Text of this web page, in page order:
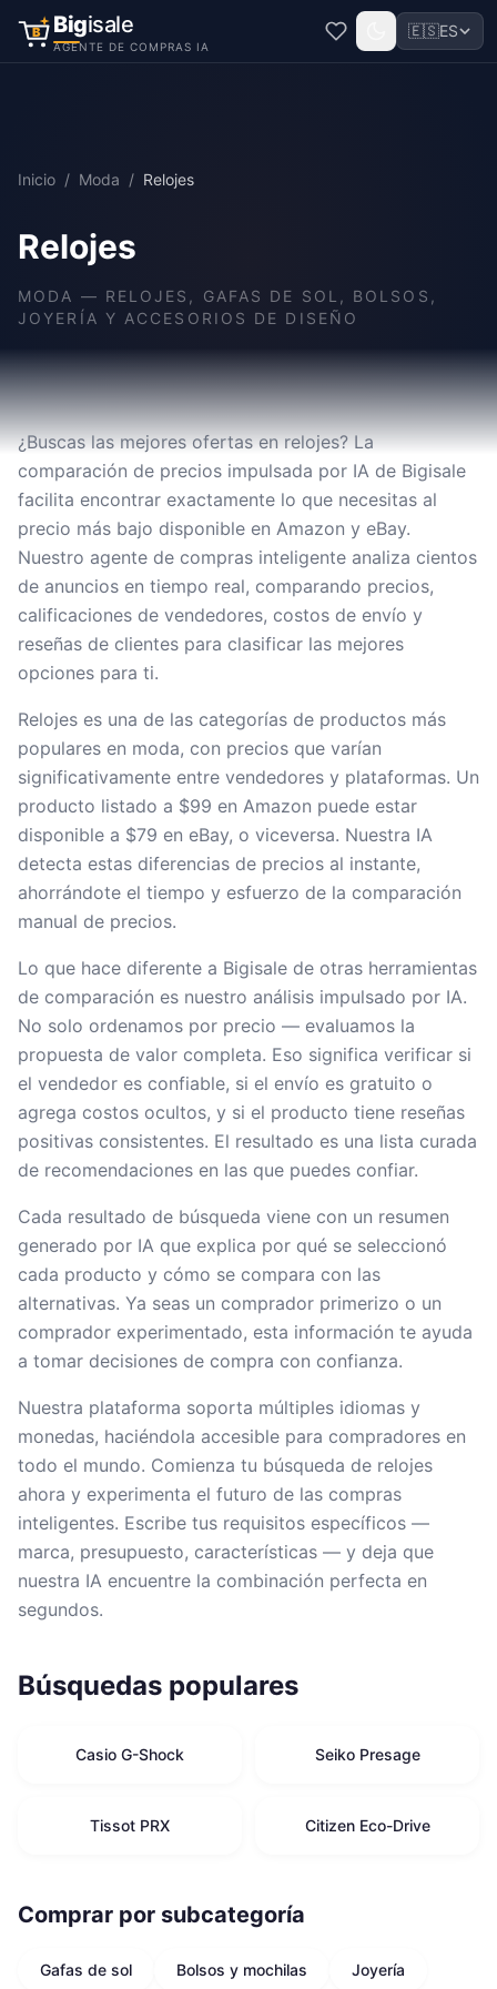
B Bigisale
AGENTE DE COMPRAS IA
🇪🇸ES
Inicio / Moda / Relojes
Relojes
MODA — RELOJES, GAFAS DE SOL, BOLSOS,
JOYERÍA Y ACCESORIOS DE DISEÑO
¿Buscas las mejores ofertas en relojes? La
comparación de precios impulsada por IA de Bigisale
facilita encontrar exactamente lo que necesitas al
precio más bajo disponible en Amazon y eBay.
Nuestro agente de compras inteligente analiza cientos
de anuncios en tiempo real, comparando precios,
calificaciones de vendedores, costos de envío y
reseñas de clientes para clasificar las mejores
opciones para ti.
Relojes es una de las categorías de productos más
populares en moda, con precios que varían
significativamente entre vendedores y plataformas. Un
producto listado a $99 en Amazon puede estar
disponible a $79 en eBay, o viceversa. Nuestra IA
detecta estas diferencias de precios al instante,
ahorrándote el tiempo y esfuerzo de la comparación
manual de precios.
Lo que hace diferente a Bigisale de otras herramientas
de comparación es nuestro análisis impulsado por IA.
No solo ordenamos por precio — evaluamos la
propuesta de valor completa. Eso significa verificar si
el vendedor es confiable, si el envío es gratuito o
agrega costos ocultos, y si el producto tiene reseñas
positivas consistentes. El resultado es una lista curada
de recomendaciones en las que puedes confiar.
Cada resultado de búsqueda viene con un resumen
generado por IA que explica por qué se seleccionó
cada producto y cómo se compara con las
alternativas. Ya seas un comprador primerizo o un
comprador experimentado, esta información te ayuda
a tomar decisiones de compra con confianza.
Nuestra plataforma soporta múltiples idiomas y
monedas, haciéndola accesible para compradores en
todo el mundo. Comienza tu búsqueda de relojes
ahora y experimenta el futuro de las compras
inteligentes. Escribe tus requisitos específicos —
marca, presupuesto, características — y deja que
nuestra IA encuentre la combinación perfecta en
segundos.
Búsquedas populares
Casio G-Shock Seiko Presage
Tissot PRX Citizen Eco-Drive
Comprar por subcategoría
Gafas de sol Bolsos y mochilas Joyería